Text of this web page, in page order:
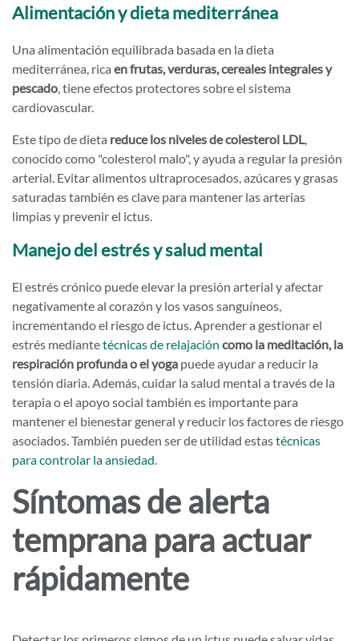
Alimentación y dieta mediterránea
Una alimentación equilibrada basada en la dieta
mediterránea, rica en frutas, verduras, cereales integrales y
pescado, tiene efectos protectores sobre el sistema
cardiovascular.
Este tipo de dieta reduce los niveles de colesterol LDL,
conocido como "colesterol malo", y ayuda a regular la presión
arterial. Evitar alimentos ultraprocesados, azúcares y grasas
saturadas también es clave para mantener las arterias
limpias y prevenir el ictus.
Manejo del estrés y salud mental
El estrés crónico puede elevar la presión arterial y afectar
negativamente al corazón y los vasos sanguíneos,
incrementando el riesgo de ictus. Aprender a gestionar el
estrés mediantetécnicas de relajación como la meditación, la
respiración profunda o el yoga puede ayudar a reducir la
tensión diaria. Además, cuidar la salud mental a través de la
terapia o el apoyo social también es importante para
mantener el bienestar general y reducir los factores de riesgo
asociados. También pueden ser de utilidad estastécnicas
para controlar la ansiedad.
Síntomas de alerta
temprana para actuar
rápidamente